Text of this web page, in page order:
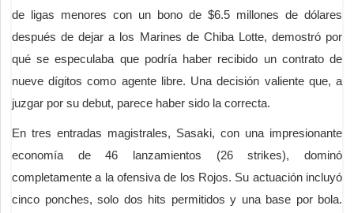
de ligas menores con un bono de $6.5 millones de dólares
después de dejar a los Marines de Chiba Lotte, demostró por
qué se especulaba que podría haber recibido un contrato de
nueve dígitos como agente libre. Una decisión valiente que, a
juzgar por su debut, parece haber sido la correcta.
En tres entradas magistrales, Sasaki, con una impresionante
economía de 46 lanzamientos (26 strikes), dominó
completamente a la ofensiva de los Rojos. Su actuación incluyó
cinco ponches, solo dos hits permitidos y una base por bola.